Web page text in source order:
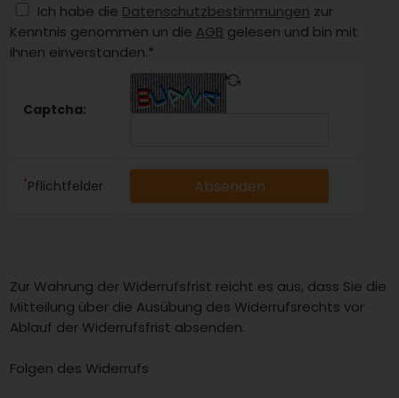
Ich habe die Datenschutzbestimmungen zur
Kenntnis genommen un die AGB gelesen und bin mit
ihnen einverstanden.*
Captcha:
*Pflichtfelder
Zur Wahrung der Widerrufsfrist reicht es aus, dass Sie die
Mitteilung über die Ausübung des Widerrufsrechts vor
Ablauf der Widerrufsfrist absenden.
Folgen des Widerrufs